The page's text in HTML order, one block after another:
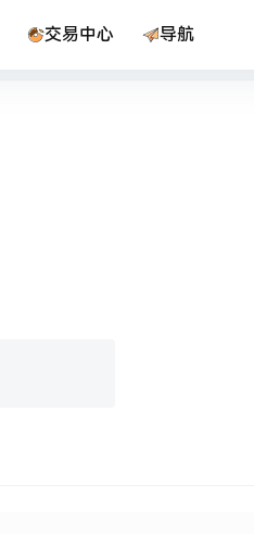
交易中心 导航